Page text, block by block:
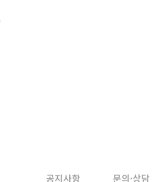
공지사항 문의·상담